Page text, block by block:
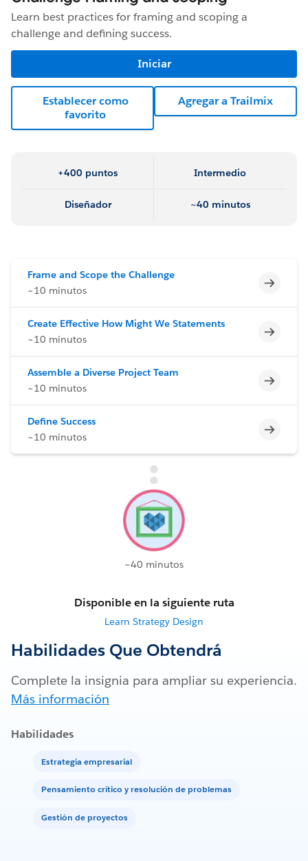
Learn best practices for framing and scoping a
challenge and defining success.
Iniciar
Establecer como
favorito
Agregar a Trailmix
+400 puntos Intermedio
Diseñador ~40 minutos
Frame and Scope the Challenge
~10 minutos
Create Effective How Might We Statements
~10 minutos
Assemble a Diverse Project Team
~10 minutos
Define Success
~10 minutos
~40 minutos
Disponible en la siguiente ruta
Learn Strategy Design
Habilidades Que Obtendrá
Complete la insignia para ampliar su experiencia.
Más información
Habilidades
Estrategia empresarial
Pensamiento crítico y resolución de problemas
Gestión de proyectos